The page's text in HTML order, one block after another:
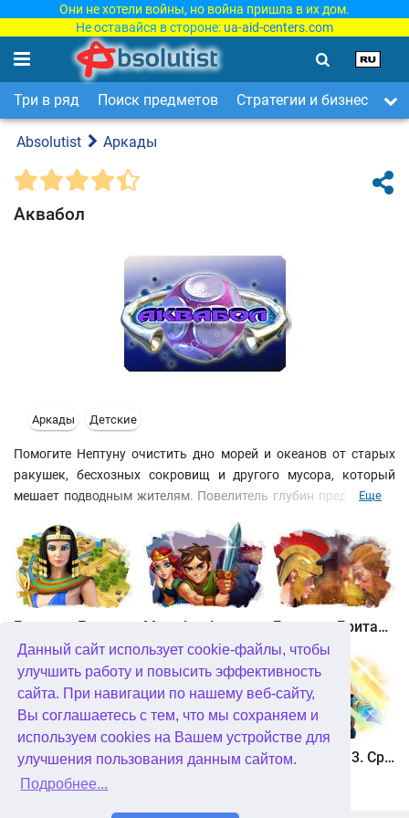
Данный сайт использует cookie-файлы, чтобы
улучшить работу и повысить эффективность
сайта. При навигации по нашему веб-сайту,
Вы соглашаетесь с тем, что мы сохраняем и
используем cookies на Вашем устройстве для
улучшения пользования данным сайтом.
Подробнее...
Они не хотели войны, но война пришла в их дом.
Не оставайся в стороне: ua-aid-centers.com
Три в ряд Поиск предметов Стратегии и бизнес
Absolutist Аркады
Аквабол
Аркады Детские
Помогите Нептуну очистить дно морей и океанов от старых
ракушек, бесхозных сокровищ и другого мусора, который
мешает подводным жителям. Повелитель глубин предоставит
будет служить ракеткой, и специальный мячик, которые
помогут очистить самые отдаленные закоулки морей и
океанов.За каждую уничтоженную мячиком фишку Нептун
подарит вам золотой слиток, монетку или самоцвет. Особенно
пригодятся монеты, поскольку с их помощью можно открыть
доступ к одной из пяти дополнительных мини-аркад. АкваБол
станет настоящей находкой для всех любителей необычных и
красочных игр.
Еще
Maze Lord Битва за Британию. Восстание Каратака
Охота онлайн Птичий переполох 3 Солдатики 3. Средневековье